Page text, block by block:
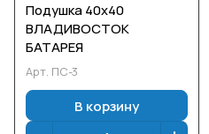
Подушка 40х40
ВЛАДИВОСТОК
БАТАРЕЯ
Арт. ПС-3
В корзину